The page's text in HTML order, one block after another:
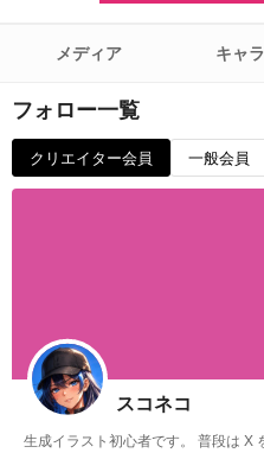
メディア キャ
フォロー一覧
クリエイター会員 一般会員
スコネコ
生成イラスト初心者です。 普段は X をメ